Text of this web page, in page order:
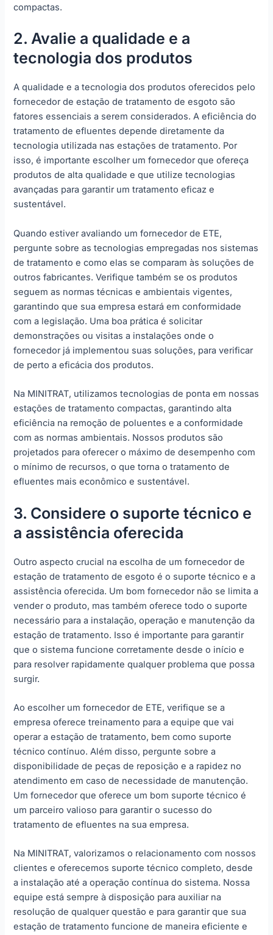
compactas.
2. Avalie a qualidade e a
tecnologia dos produtos
A qualidade e a tecnologia dos produtos oferecidos pelo
fornecedor de estação de tratamento de esgoto são
fatores essenciais a serem considerados. A eficiência do
tratamento de efluentes depende diretamente da
tecnologia utilizada nas estações de tratamento. Por
isso, é importante escolher um fornecedor que ofereça
produtos de alta qualidade e que utilize tecnologias
avançadas para garantir um tratamento eficaz e
sustentável.
Quando estiver avaliando um fornecedor de ETE,
pergunte sobre as tecnologias empregadas nos sistemas
de tratamento e como elas se comparam às soluções de
outros fabricantes. Verifique também se os produtos
seguem as normas técnicas e ambientais vigentes,
garantindo que sua empresa estará em conformidade
com a legislação. Uma boa prática é solicitar
demonstrações ou visitas a instalações onde o
fornecedor já implementou suas soluções, para verificar
de perto a eficácia dos produtos.
Na MINITRAT, utilizamos tecnologias de ponta em nossas
estações de tratamento compactas, garantindo alta
eficiência na remoção de poluentes e a conformidade
com as normas ambientais. Nossos produtos são
projetados para oferecer o máximo de desempenho com
o mínimo de recursos, o que torna o tratamento de
efluentes mais econômico e sustentável.
3. Considere o suporte técnico e
a assistência oferecida
Outro aspecto crucial na escolha de um fornecedor de
estação de tratamento de esgoto é o suporte técnico e a
assistência oferecida. Um bom fornecedor não se limita a
vender o produto, mas também oferece todo o suporte
necessário para a instalação, operação e manutenção da
estação de tratamento. Isso é importante para garantir
que o sistema funcione corretamente desde o início e
para resolver rapidamente qualquer problema que possa
surgir.
Ao escolher um fornecedor de ETE, verifique se a
empresa oferece treinamento para a equipe que vai
operar a estação de tratamento, bem como suporte
técnico contínuo. Além disso, pergunte sobre a
disponibilidade de peças de reposição e a rapidez no
atendimento em caso de necessidade de manutenção.
Um fornecedor que oferece um bom suporte técnico é
um parceiro valioso para garantir o sucesso do
tratamento de efluentes na sua empresa.
Na MINITRAT, valorizamos o relacionamento com nossos
clientes e oferecemos suporte técnico completo, desde
a instalação até a operação contínua do sistema. Nossa
equipe está sempre à disposição para auxiliar na
resolução de qualquer questão e para garantir que sua
estação de tratamento funcione de maneira eficiente e